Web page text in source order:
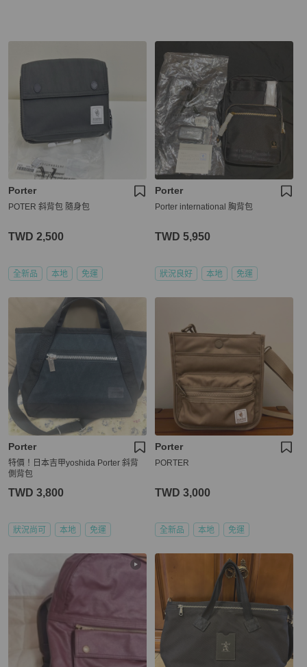
Porter
POTER 斜背包 隨身包
TWD 2,500
全新品 本地 免運
Porter
Porter international 胸背包
TWD 5,950
狀況良好 本地 免運
Porter
特價！日本吉甲yoshida Porter 斜背
側背包
TWD 3,800
狀況尚可 本地 免運
Porter
PORTER
TWD 3,000
全新品 本地 免運